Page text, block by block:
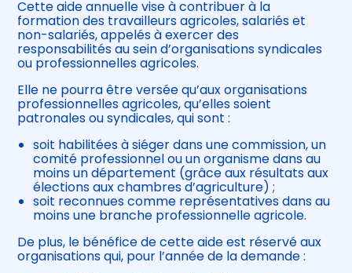
Cette aide annuelle vise à contribuer à la
formation des travailleurs agricoles, salariés et
non-salariés, appelés à exercer des
responsabilités au sein d’organisations syndicales
ou professionnelles agricoles.
Elle ne pourra être versée qu’aux organisations
professionnelles agricoles, qu’elles soient
patronales ou syndicales, qui sont :
soit habilitées à siéger dans une commission, un
comité professionnel ou un organisme dans au
moins un département (grâce aux résultats aux
élections aux chambres d’agriculture) ;
soit reconnues comme représentatives dans au
moins une branche professionnelle agricole.
De plus, le bénéfice de cette aide est réservé aux
organisations qui, pour l’année de la demande :